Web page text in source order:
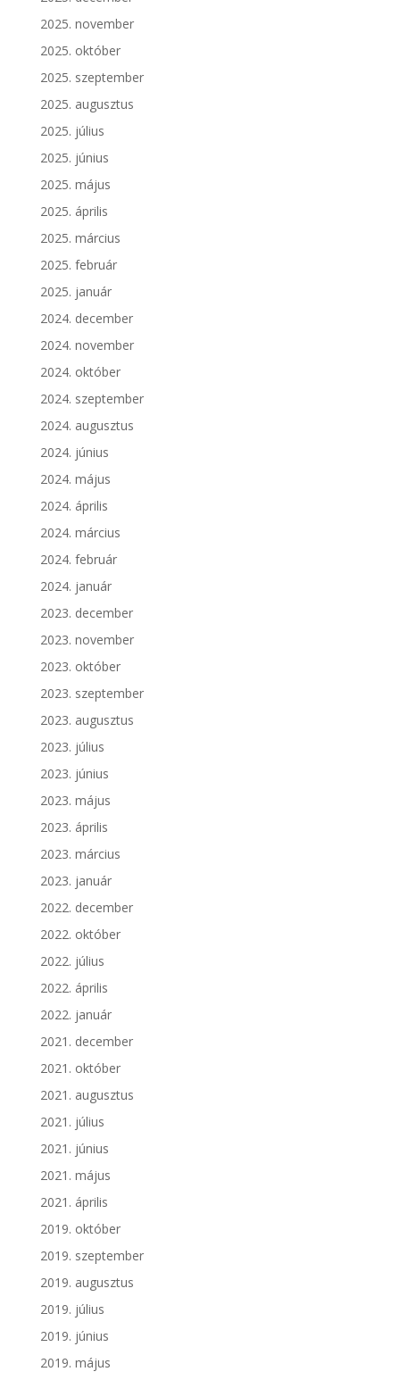
2025. november
2025. október
2025. szeptember
2025. augusztus
2025. július
2025. június
2025. május
2025. április
2025. március
2025. február
2025. január
2024. december
2024. november
2024. október
2024. szeptember
2024. augusztus
2024. június
2024. május
2024. április
2024. március
2024. február
2024. január
2023. december
2023. november
2023. október
2023. szeptember
2023. augusztus
2023. július
2023. június
2023. május
2023. április
2023. március
2023. január
2022. december
2022. október
2022. július
2022. április
2022. január
2021. december
2021. október
2021. augusztus
2021. július
2021. június
2021. május
2021. április
2019. október
2019. szeptember
2019. augusztus
2019. július
2019. június
2019. május